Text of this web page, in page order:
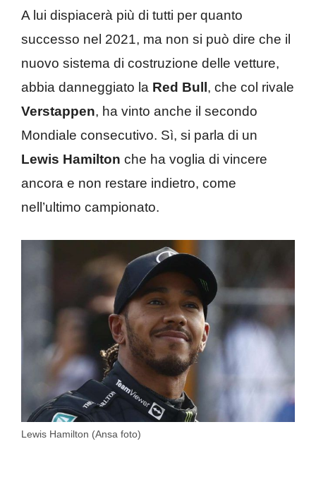
A lui dispiacerà più di tutti per quanto
successo nel 2021, ma non si può dire che il
nuovo sistema di costruzione delle vetture,
abbia danneggiato la Red Bull , che col rivale
Verstappen, ha vinto anche il secondo
Mondiale consecutivo. Sì, si parla di un
Lewis Hamilton che ha voglia di vincere
ancora e non restare indietro, come
nell’ultimo campionato.
Lewis Hamilton (Ansa foto)